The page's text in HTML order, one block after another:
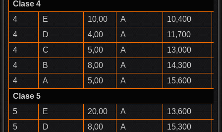
Clase 4
4
E 10,00 A 10,400
4
D 4,00 A 11,700
4
C 5,00 A 13,000
4
B 8,00 A 14,300
4
A 5,00 A 15,600
Clase 5
5
E 20,00 A 13,600
5
D 8,00 A 15,300